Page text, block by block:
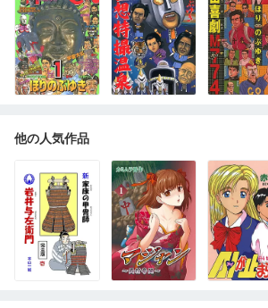
他の人気作品